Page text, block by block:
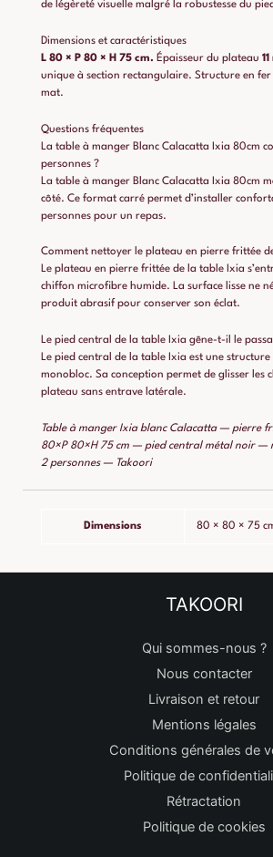
de légèreté visuelle malgré la robustesse du
Dimensions et caractéristiques
L 80 × P 80 × H 75 cm. Épaisseur du plateau
unique à section rectangulaire. Structure en
mat.
Questions fréquentes
La table à manger Blanc Calacatta Ixia 80cm
personnes ?
La table à manger Blanc Calacatta Ixia 80cm
côté. Ce format carré permet d’installer
personnes pour un repas.
Comment nettoyer le plateau en pierre frittée
Le plateau en pierre frittée de la table Ixia
chiffon microfibre humide. La surface lisse ne
produit abrasif pour conserver son éclat.
Le pied central de la table Ixia gêne-t-il le
Le pied central de la table Ixia est une
monobloc. Sa conception permet de glisser les
plateau sans entrave latérale.
Table à manger Ixia blanc Calacatta — pierre
80×P 80×H 75 cm — pied central métal noir —
2 personnes — Takoori
Dimensions 80 × 80 × 75
TAKOORI
Qui sommes-nous ?
Nous contacter
Livraison et retour
Mentions légales
Conditions générales de
Politique de
Rétractation
Politique de cookies